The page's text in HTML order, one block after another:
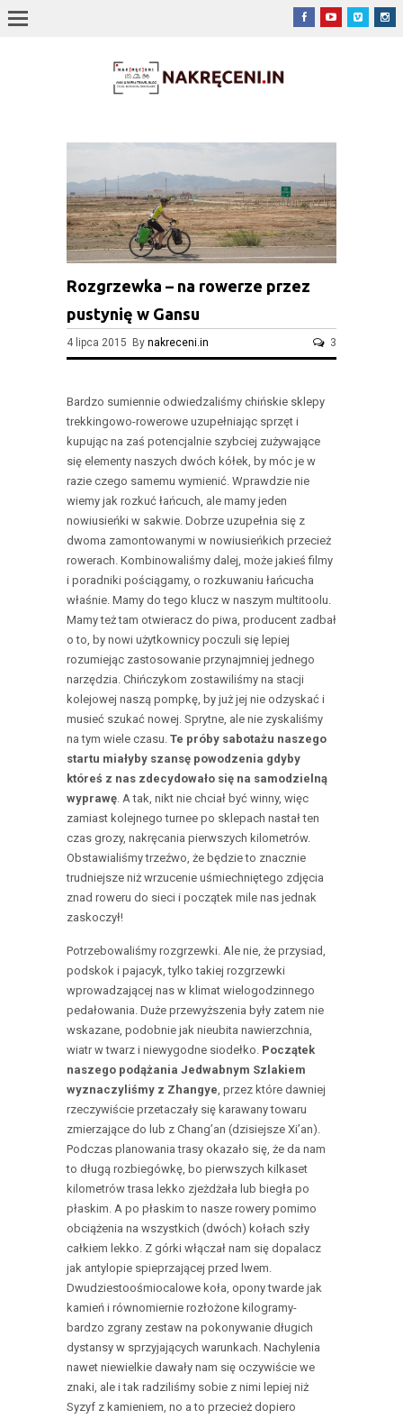
Rozgrzewka – na rowerze przez
pustynię w Gansu
4 lipca 2015 By nakreceni.in 3
Bardzo sumiennie odwiedzaliśmy chińskie sklepy
trekkingowo-rowerowe uzupełniając sprzęt i
kupując na zaś potencjalnie szybciej zużywające
się elementy naszych dwóch kółek, by móc je w
razie czego samemu wymienić. Wprawdzie nie
wiemy jak rozkuć łańcuch, ale mamy jeden
nowiusieńki w sakwie. Dobrze uzupełnia się z
dwoma zamontowanymi w nowiusieńkich przecież
rowerach. Kombinowaliśmy dalej, może jakieś filmy
i poradniki pościągamy, o rozkuwaniu łańcucha
właśnie. Mamy do tego klucz w naszym multitoolu.
Mamy też tam otwieracz do piwa, producent zadbał
o to, by nowi użytkownicy poczuli się lepiej
rozumiejąc zastosowanie przynajmniej jednego
narzędzia. Chińczykom zostawiliśmy na stacji
kolejowej naszą pompkę, by już jej nie odzyskać i
musieć szukać nowej. Sprytne, ale nie zyskaliśmy
na tym wiele czasu. Te próby sabotażu naszego
startu miałyby szansę powodzenia gdyby
któreś z nas zdecydowało się na samodzielną
wyprawę . A tak, nikt nie chciał być winny, więc
zamiast kolejnego turnee po sklepach nastał ten
czas grozy, nakręcania pierwszych kilometrów.
Obstawialiśmy trzeźwo, że będzie to znacznie
trudniejsze niż wrzucenie uśmiechniętego zdjęcia
znad roweru do sieci i początek mile nas jednak
zaskoczył!
Potrzebowaliśmy rozgrzewki. Ale nie, że przysiad,
podskok i pajacyk, tylko takiej rozgrzewki
wprowadzającej nas w klimat wielogodzinnego
pedałowania. Duże przewyższenia były zatem nie
wskazane, podobnie jak nieubita nawierzchnia,
wiatr w twarz i niewygodne siodełko. Początek
naszego podążania Jedwabnym Szlakiem
wyznaczyliśmy z Zhangye, przez które dawniej
rzeczywiście przetaczały się karawany towaru
zmierzające do lub z Chang’an (dzisiejsze Xi’an).
Podczas planowania trasy okazało się, że da nam
to długą rozbiegówkę, bo pierwszych kilkaset
kilometrów trasa lekko zjeżdżała lub biegła po
płaskim. A po płaskim to nasze rowery pomimo
obciążenia na wszystkich (dwóch) kołach szły
całkiem lekko. Z górki włączał nam się dopalacz
jak antylopie spieprzającej przed lwem.
Dwudziestoośmiocalowe koła, opony twarde jak
kamień i równomiernie rozłożone kilogramy-
bardzo zgrany zestaw na pokonywanie długich
dystansy w sprzyjających warunkach. Nachylenia
nawet niewielkie dawały nam się oczywiście we
znaki, ale i tak radziliśmy sobie z nimi lepiej niż
Syzyf z kamieniem, no a to przecież dopiero